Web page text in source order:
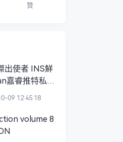
贊
出使者 INS鮮
嘉睿推特私密
09 12:45:18
volume 8